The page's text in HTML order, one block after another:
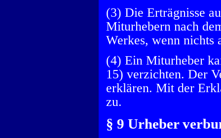
(3) Die Erträgnisse
Miturhebern nach
Werkes, wenn nichts
(4) Ein Miturheber
15) verzichten. Der
erklären. Mit der
zu.
§ 9 Urheber